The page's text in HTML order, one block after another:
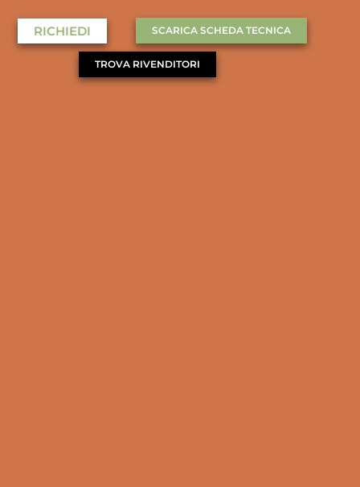
RICHIEDI SCARICA SCHEDA TECNICA
TROVA RIVENDITORI